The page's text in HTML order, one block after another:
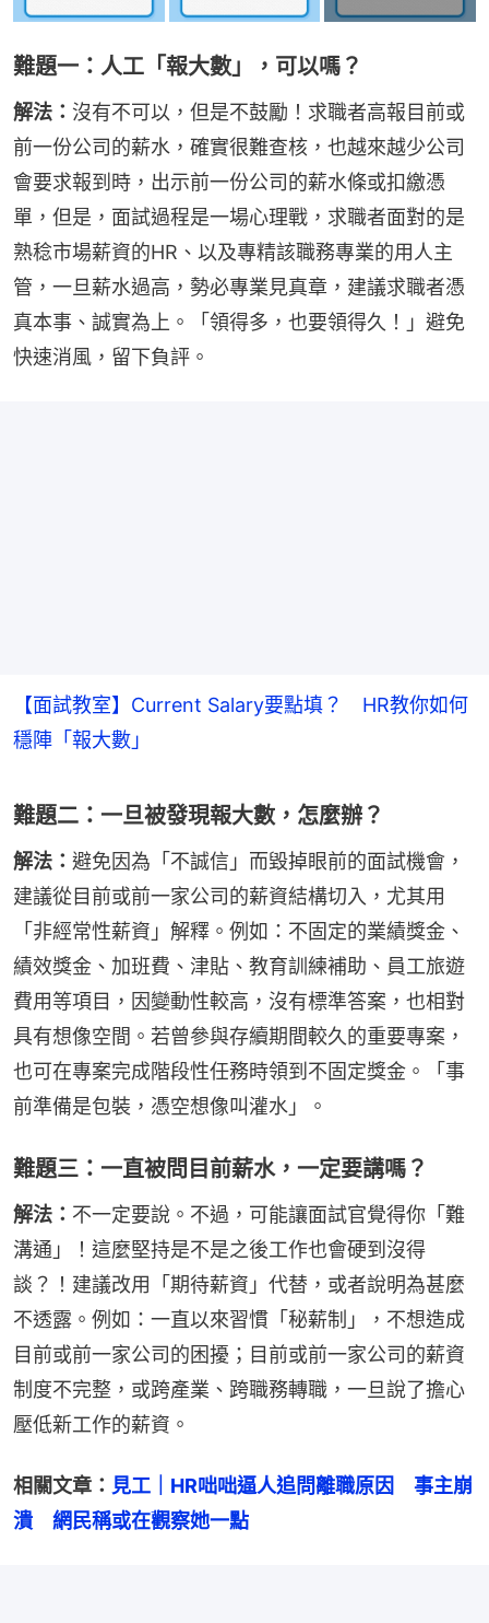
難題一：人工「報大數」，可以嗎？
解法： 沒有不可以，但是不鼓勵！求職者高報目前或
前一份公司的薪水，確實很難查核，也越來越少公司
會要求報到時，出示前一份公司的薪水條或扣繳憑
單，但是，面試過程是一場心理戰，求職者面對的是
熟稔市場薪資的HR、以及專精該職務專業的用人主
管，一旦薪水過高，勢必專業見真章，建議求職者憑
真本事、誠實為上。「領得多，也要領得久！」避免
快速消風，留下負評。
【面試教室】Current Salary要點填？ HR教你如何
穩陣「報大數」
難題二：一旦被發現報大數，怎麼辦？
解法： 避免因為「不誠信」而毀掉眼前的面試機會，
建議從目前或前一家公司的薪資結構切入，尤其用
「非經常性薪資」解釋。例如：不固定的業績獎金、
績效獎金、加班費、津貼、教育訓練補助、員工旅遊
費用等項目，因變動性較高，沒有標準答案，也相對
具有想像空間。若曾參與存續期間較久的重要專案，
也可在專案完成階段性任務時領到不固定獎金。「事
前準備是包裝，憑空想像叫灌水」。
難題三：一直被問目前薪水，一定要講嗎？
解法： 不一定要說。不過，可能讓面試官覺得你「難
溝通」！這麼堅持是不是之後工作也會硬到沒得
談？！建議改用「期待薪資」代替，或者說明為甚麼
不透露。例如：一直以來習慣「秘薪制」，不想造成
目前或前一家公司的困擾；目前或前一家公司的薪資
制度不完整，或跨產業、跨職務轉職，一旦說了擔心
壓低新工作的薪資。
相關文章： 見工｜HR咄咄逼人追問離職原因　事主崩
潰　網民稱或在觀察她一點